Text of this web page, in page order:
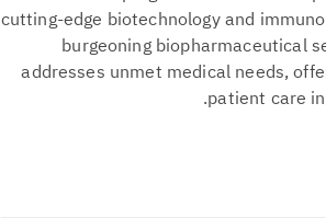
cutting-edge biotechnology and
burgeoning biopharmaceutical
addresses unmet medical needs,
patient care